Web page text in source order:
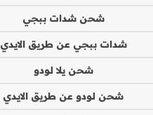
شحن شدات ببجي
شدات ببجي عن طريق الايدي
شحن يلا لودو
شحن لودو عن طريق الايدي